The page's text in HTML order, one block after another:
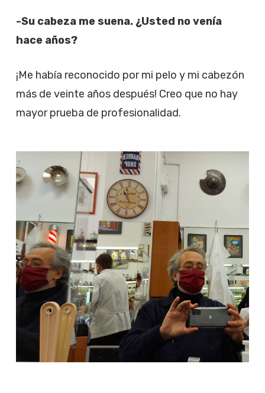
-Su cabeza me suena. ¿Usted no venía
hace años?
¡Me había reconocido por mi pelo y mi cabezón
más de veinte años después! Creo que no hay
mayor prueba de profesionalidad.